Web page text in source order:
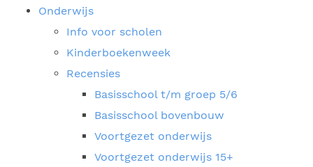
Onderwijs
Info voor scholen
Kinderboekenweek
Recensies
Basisschool t/m groep 5/6
Basisschool bovenbouw
Voortgezet onderwijs
Voortgezet onderwijs 15+